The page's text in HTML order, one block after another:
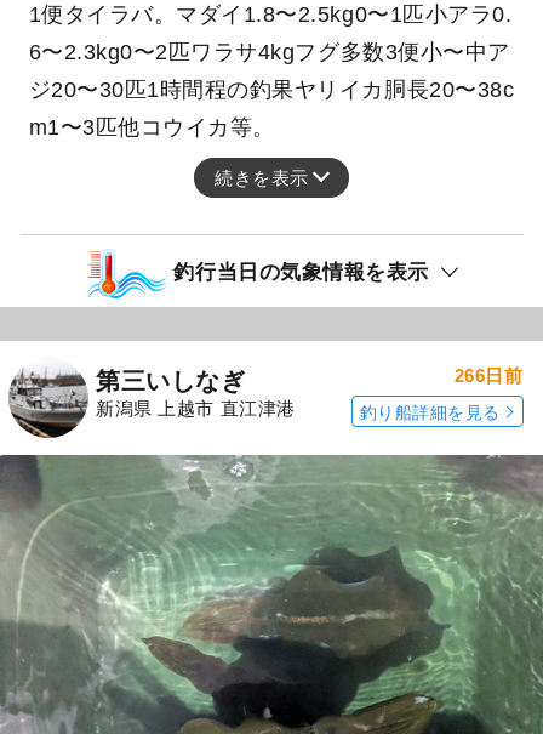
1便タイラバ。マダイ1.8〜2.5kg0〜1匹小アラ0.
6〜2.3kg0〜2匹ワラサ4kgフグ多数3便小〜中ア
ジ20〜30匹1時間程の釣果ヤリイカ胴長20〜38c
m1〜3匹他コウイカ等。
続きを表示
釣行当日の気象情報を表示
第三いしなぎ
新潟県 上越市 直江津港
266日前
釣り船詳細を見る